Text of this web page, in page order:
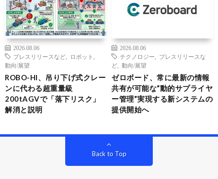
2026.08.06
プレスリリースなど
ロボット
動向/展望
ROBO-HI、吊り下げ式クレー
ンに代わる超重量級
200tAGVで「落下リスク」
解消と説明
2026.08.06
テクノロジー
プレスリリースな
ど
動向/展望
ゼロボード、常に最新の情報
共有が可能な“動的サプライヤ
ー管理”実現する新システムの
提供開始へ
Back to Top